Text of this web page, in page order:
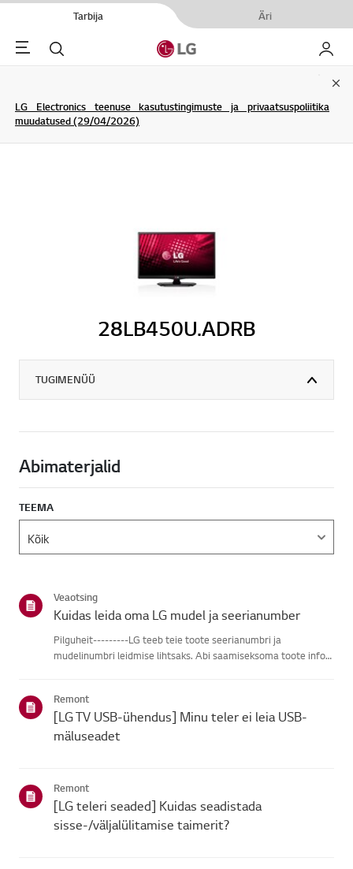
Tarbija Äri
Menu Otsi Minu
LG Electronics teenuse kasutustingimuste ja privaatsuspoliitika
muudatused (29/04/2026)
28LB450U.ADRB
TUGIMENÜÜ
Abimaterjalid
TEEMA
Veaotsing
Kuidas leida oma LG mudel ja seerianumber
Pilguheit---------LG teeb teie toote seerianumbri ja
mudelinumbri leidmise lihtsaks. Abi saamiseksoma toote info
võiva...
Remont
[LG TV USB-ühendus] Minu teler ei leia USB-
mäluseadet
Remont
[LG teleri seaded] Kuidas seadistada
sisse-/väljalülitamise taimerit?